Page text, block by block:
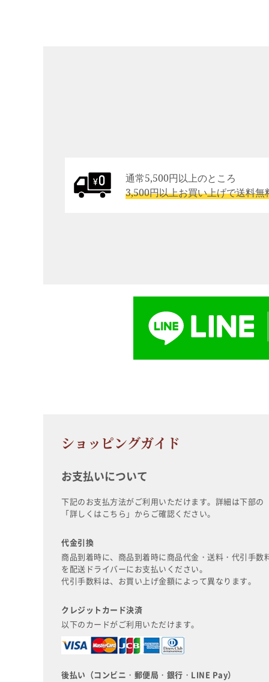
通常5,500円以上のところ
3,500円以上お買い上げで送料無
ショッピングガイド
お支払いについて
下記のお支払方法がご利用いただけます。詳細は下部の
「詳しくはこちら」からご確認ください。
代金引換
商品到着時に、商品到着時に商品代金・送料・代引手数
を配送ドライバーにお支払いください。
代引手数料は、お買い上げ金額によって異なります。
クレジットカード決済
以下のカードがご利用いただけます。
後払い（コンビニ・郵便局・銀行・LINE Pay）